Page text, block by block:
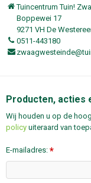
Tuincentrum Tuin!
Boppewei 17
9271 VH De
0511-443180
Producten, acties
Wij houden u op de
policy uiteraard van
E-mailadres: *